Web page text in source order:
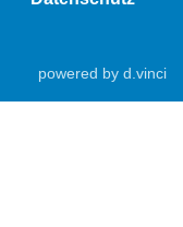
powered by d.vinci